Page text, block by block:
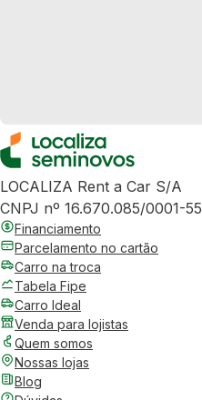
LOCALIZA Rent a Car S/A
CNPJ nº 16.670.085/0001-55
Financiamento
Parcelamento no cartão
Carro na troca
Tabela Fipe
Carro Ideal
Venda para lojistas
Quem somos
Nossas lojas
Blog